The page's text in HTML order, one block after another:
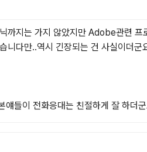
까지는 가지 않았지만 Adobe관련
니다만..역시 긴장되는 건 사실이더
들이 전화응대는 친절하게 잘 하더